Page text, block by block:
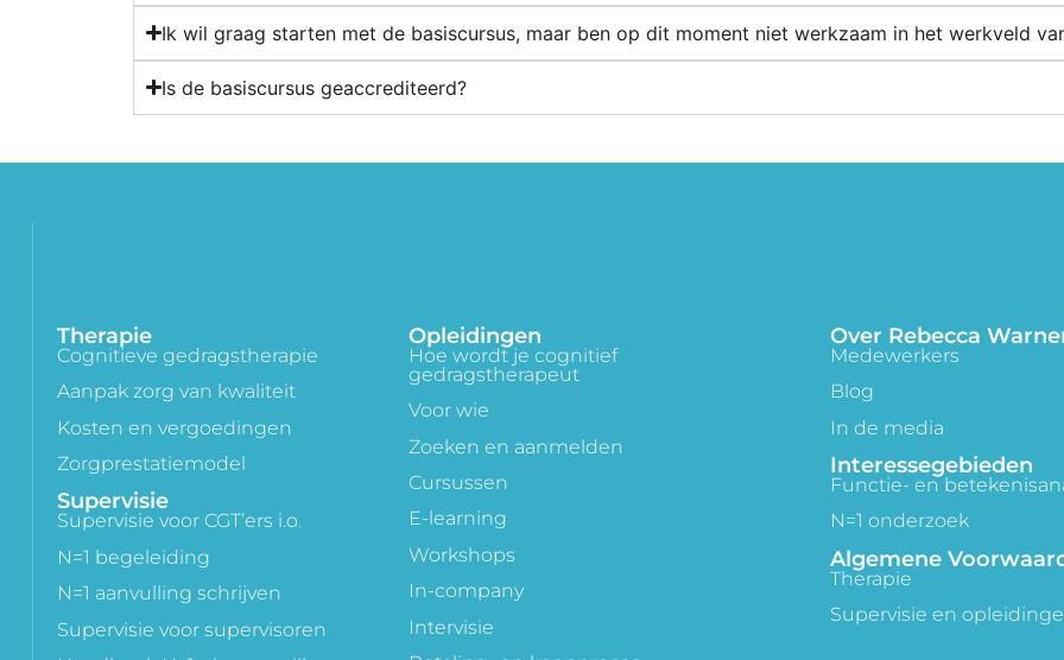
Ik wil graag starten met de basiscursus, maar ben op dit moment niet werkzaam in het werkveld
Is de basiscursus geaccrediteerd?
Therapie
Cognitieve gedragstherapie
Aanpak zorg van kwaliteit
Kosten en vergoedingen
Zorgprestatiemodel
Supervisie
Supervisie voor CGT’ers i.o.
N=1 begeleiding
N=1 aanvulling schrijven
Supervisie voor supervisoren
Opleidingen
Hoe wordt je cognitief
gedragstherapeut
Voor wie
Zoeken en aanmelden
Cursussen
E-learning
Workshops
In-company
Intervisie
Over Rebecca
Medewerkers
Blog
In de media
Interessegebieden
Functie- en
N=1 onderzoek
Algemene
Therapie
Supervisie en